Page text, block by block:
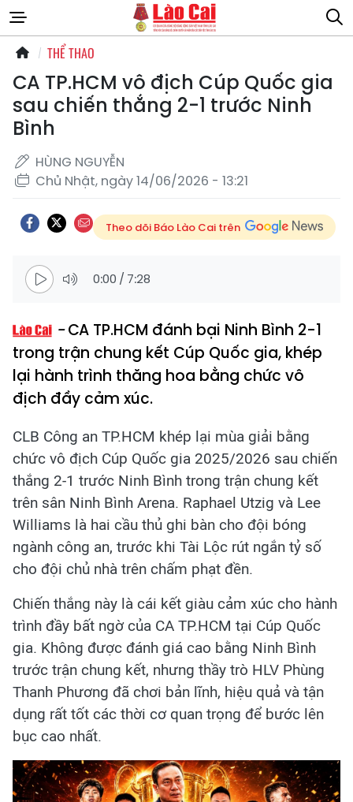
THỂ THAO
CA TP.HCM vô địch Cúp Quốc gia
sau chiến thắng 2-1 trước Ninh
Bình
HÙNG NGUYỄN
Chủ Nhật, ngày 14/06/2026 - 13:21
Theo dõi Báo Lào Cai trên
0:00 / 7:28
CA TP.HCM đánh bại Ninh Bình 2-1
trong trận chung kết Cúp Quốc gia, khép
lại hành trình thăng hoa bằng chức vô
địch đầy cảm xúc.
CLB Công an TP.HCM khép lại mùa giải bằng
chức vô địch Cúp Quốc gia 2025/2026 sau chiến
thắng 2-1 trước Ninh Bình trong trận chung kết
trên sân Ninh Bình Arena. Raphael Utzig và Lee
Williams là hai cầu thủ ghi bàn cho đội bóng
ngành công an, trước khi Tài Lộc rút ngắn tỷ số
cho đội chủ nhà trên chấm phạt đền.
Chiến thắng này là cái kết giàu cảm xúc cho hành
trình đầy bất ngờ của CA TP.HCM tại Cúp Quốc
gia. Không được đánh giá cao bằng Ninh Bình
trước trận chung kết, nhưng thầy trò HLV Phùng
Thanh Phương đã chơi bản lĩnh, hiệu quả và tận
dụng rất tốt các thời cơ quan trọng để bước lên
bục cao nhất.